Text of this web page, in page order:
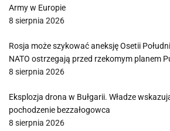
Army w Europie
8 sierpnia 2026
Rosja może szykować aneksję Osetii
NATO ostrzegają przed rzekomym planem
8 sierpnia 2026
Eksplozja drona w Bułgarii. Władze
pochodzenie bezzałogowca
8 sierpnia 2026